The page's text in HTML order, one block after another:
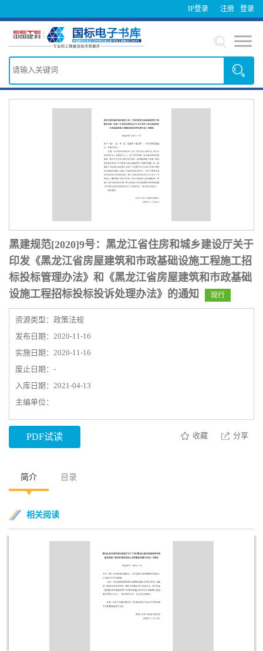
IP登录 登录
注册
黑建规范[2020]9号：黑龙江省住房和城乡建设厅关于
印发《黑龙江省房屋建筑和市政基础设施工程施工招
标投标管理办法》和《黑龙江省房屋建筑和市政基础
设施工程招标投标投诉处理办法》的通知
现行
资源类型：政策法规
发布日期：2020-11-16
实施日期：2020-11-16
废止日期：-
入库日期：2021-04-13
主编单位：
PDF试读 收藏 分享
简介 目录
相关阅读